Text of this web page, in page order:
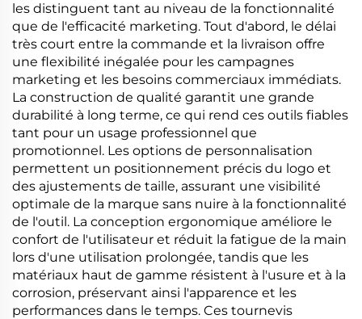
les distinguent tant au niveau de la fonctionnalité
que de l'efficacité marketing. Tout d'abord, le délai
très court entre la commande et la livraison offre
une flexibilité inégalée pour les campagnes
marketing et les besoins commerciaux immédiats.
La construction de qualité garantit une grande
durabilité à long terme, ce qui rend ces outils fiables
tant pour un usage professionnel que
promotionnel. Les options de personnalisation
permettent un positionnement précis du logo et
des ajustements de taille, assurant une visibilité
optimale de la marque sans nuire à la fonctionnalité
de l'outil. La conception ergonomique améliore le
confort de l'utilisateur et réduit la fatigue de la main
lors d'une utilisation prolongée, tandis que les
matériaux haut de gamme résistent à l'usure et à la
corrosion, préservant ainsi l'apparence et les
performances dans le temps. Ces tournevis